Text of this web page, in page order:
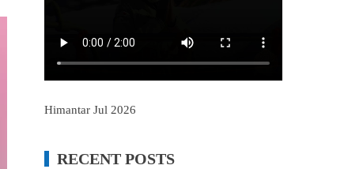
Himantar Jul 2026
RECENT POSTS